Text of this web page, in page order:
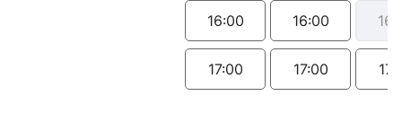
16:00
17:00
16:00
17:00